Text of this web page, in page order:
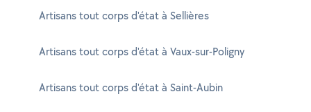
Artisans tout corps d'état à Sellières
Artisans tout corps d'état à Vaux-sur-Poligny
Artisans tout corps d'état à Saint-Aubin